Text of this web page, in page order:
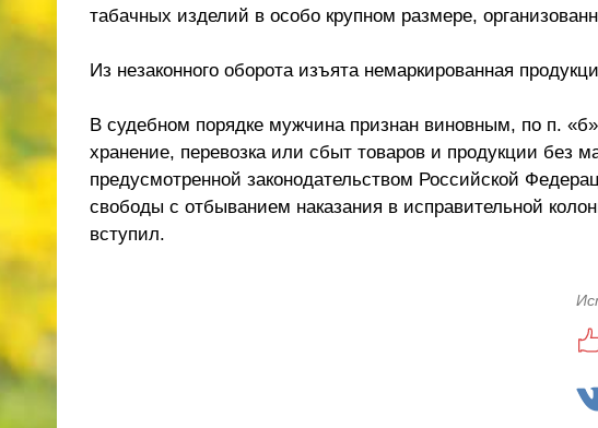
табачных изделий в особо крупном размере,
Из незаконного оборота изъята немаркированная
В судебном порядке мужчина признан виновным, по п.
хранение, перевозка или сбыт товаров и продукции без
предусмотренной законодательством Российской
свободы с отбыванием наказания в исправительной
вступил.